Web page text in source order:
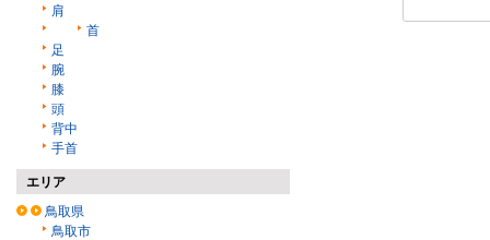
肩
首
足
腕
膝
頭
背中
手首
エリア
鳥取県
鳥取市